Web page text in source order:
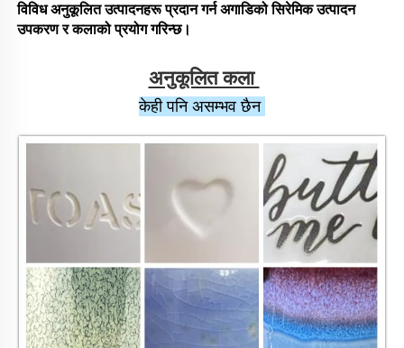
विविध अनुकूलित उत्पादनहरू प्रदान गर्न अगाडिको सिरेमिक उत्पादन
उपकरण र कलाको प्रयोग गरिन्छ।
अनुकूलित कला
केही पनि असम्भव छैन